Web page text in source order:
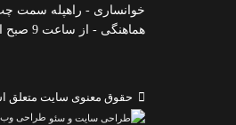
هماهنگی - از ساعت 9 صبح الی 19) (فقط روزهای غیرتعطیل)
حقوق معنوی سایت متعلق
طراحی وب